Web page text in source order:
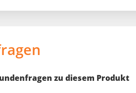
zu diesem Produkt